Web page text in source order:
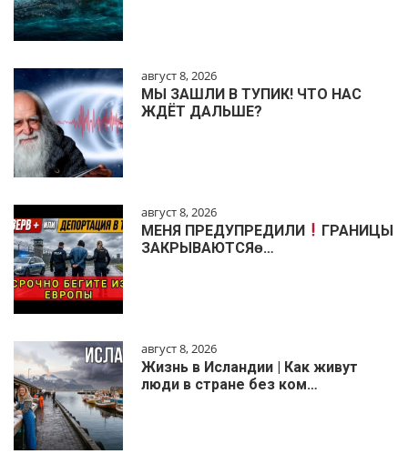
август 8, 2026
МЫ ЗАШЛИ В ТУПИК! ЧТО НАС
ЖДЁТ ДАЛЬШЕ?
август 8, 2026
МЕНЯ ПРЕДУПРЕДИЛИ
ГРАНИЦЫ
ЗАКРЫВАЮТСЯɵ…
август 8, 2026
Жизнь в Исландии | Как живут
люди в стране без ком…